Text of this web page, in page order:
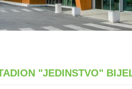
"JEDINSTVO"